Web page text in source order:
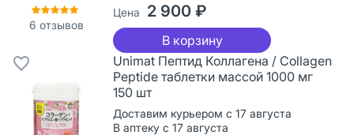
6 отзывов
Цена 2 900 ₽
В корзину
Unimat Пептид Коллагена / Collagen
Peptide таблетки массой 1000 мг
150 шт
Доставим курьером с 17 августа
В аптеку с 17 августа